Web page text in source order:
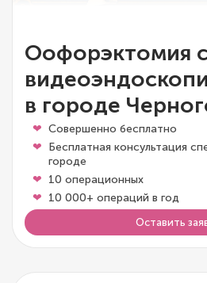
Оофорэктомия
в городе
Совершенно бесплатно
Бесплатная консультация
городе
10 операционных
10 000+ операций в год
Оставить